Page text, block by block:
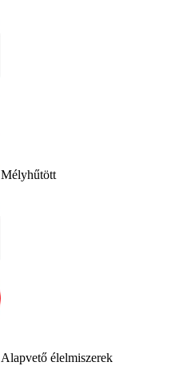
Mélyhűtött
Alapvető élelmiszerek